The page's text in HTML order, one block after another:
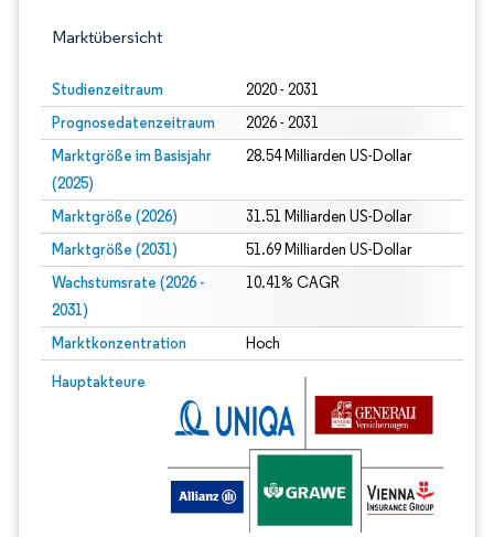
Marktübersicht
Studienzeitraum 2020 - 2031
Prognosedatenzeitraum 2026 - 2031
Marktgröße im Basisjahr
(2025)
28.54 Milliarden US-Dollar
Marktgröße (2026) 31.51 Milliarden US-Dollar
Marktgröße (2031) 51.69 Milliarden US-Dollar
Wachstumsrate (2026 -
2031)
10.41% CAGR
Marktkonzentration Hoch
Hauptakteure
Bild © Mordor Intelligence. Wiederverwendung erfordert Namensnennung